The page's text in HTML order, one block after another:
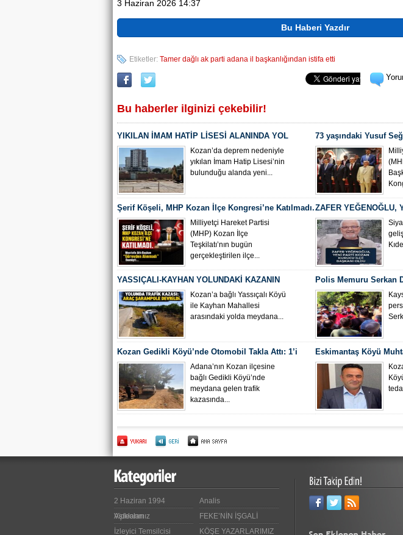
3 Haziran 2026 14:37
Bu Haberi Yazdır
Etiketler: Tamer dağlı ak parti adana il başkanlığından istifa etti
Bu haberler ilginizi çekebilir!
YIKILAN İMAM HATİP LİSESİ ALANINDA YOL
ÇALIŞMASI BAŞLADIKozan’da deprem nedeniyle
yıkılan İmam Hatip Lisesi’nin
bulunduğu alanda yeni...
73 yaşındaki Yusuf
Yeniden MHP Kozan
Şerif Köşeli, MHP Kozan İlçe Kongresi’ne Katılmadı.
Milliyetçi Hareket Partisi
(MHP) Kozan İlçe
Teşkilatı’nın bugün
gerçekleştirilen ilçe...
ZAFER YEĞENOĞLU,
İLÇE BAŞKANI OLDU
YASSIÇALI-KAYHAN YOLUNDAKİ KAZANIN
KAMERA GÖRÜNTÜLERİ ORTAYA ÇIKTI
Kozan’a bağlı Yassıçalı Köyü
ile Kayhan Mahallesi
arasındaki yolda meydana...
Polis Memuru Serkan
Uğurlandı
Kozan Gedikli Köyü’nde Otomobil Takla Attı: 1’i
Bebek 6 Kişi YaralandıAdana’nın Kozan ilçesine
bağlı Gedikli Köyü’nde
meydana gelen trafik
kazasında...
Eskimantaş Köyü
gördüğü hastanede
2 Haziran 1994
Videoları
Analis
Aşıklarımız
FEKE’NİN İŞGALİ
İzleyici Temsilcisi
KÖŞE YAZARLARIMIZ